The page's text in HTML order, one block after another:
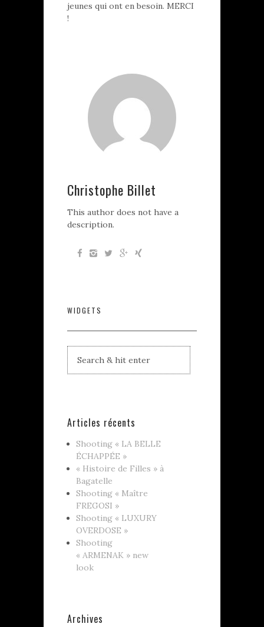
jeunes qui ont en besoin. MERCI
!
Christophe Billet
This author does not have a
description.
WIDGETS
Articles récents
Shooting « LA BELLE
ÉCHAPPÉE »
« Histoire de Filles » à
Bagatelle
Shooting « Maître
FREGOSI »
Shooting « LUXURY
OVERDOSE »
Shooting
« ARMENAK » new
look
Archives